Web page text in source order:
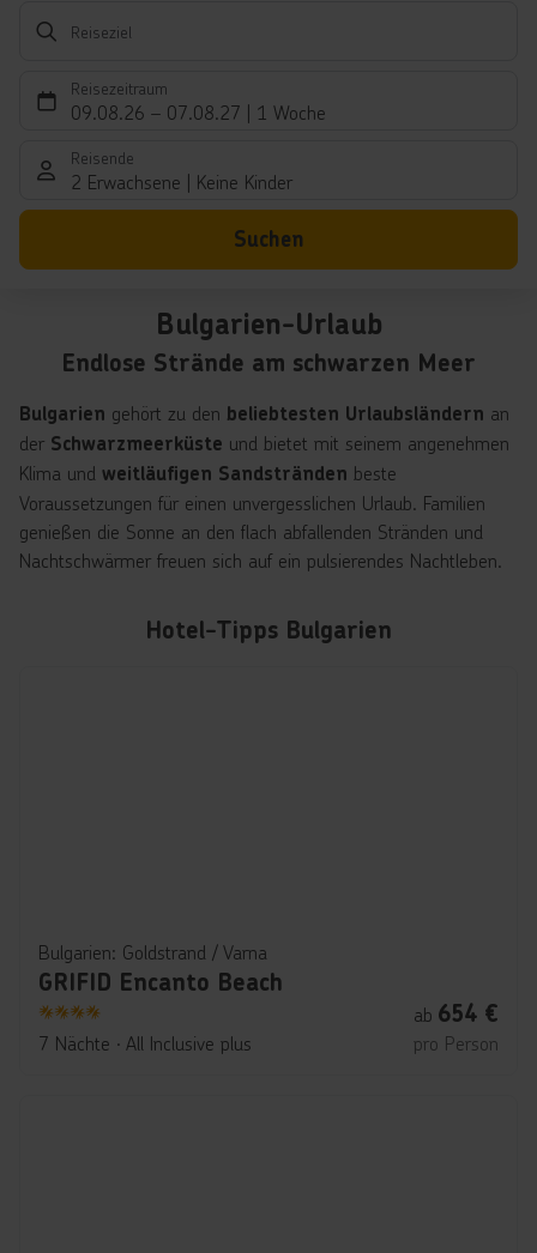
Reiseziel
Reisezeitraum
09.08.26 – 07.08.27 1 Woche
Reisende
2 Erwachsene Keine Kinder
Suchen
Bulgarien-Urlaub
Endlose Strände am schwarzen Meer
Bulgarien gehört zu den beliebtesten Urlaubsländern an
der Schwarzmeerküste und bietet mit seinem angenehmen
Klima und weitläufigen Sandstränden beste
Voraussetzungen für einen unvergesslichen Urlaub. Familien
genießen die Sonne an den flach abfallenden Stränden und
Nachtschwärmer freuen sich auf ein pulsierendes Nachtleben.
Hotel-Tipps Bulgarien
Bulgarien: Goldstrand / Varna
GRIFID Encanto Beach
4
7 Nächte ∙ All Inclusive plus
ab 654 €
pro Person